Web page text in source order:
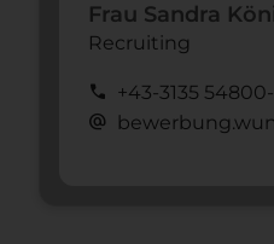
Frau Sandra
Recruiting
call +43-3135
alternate_email